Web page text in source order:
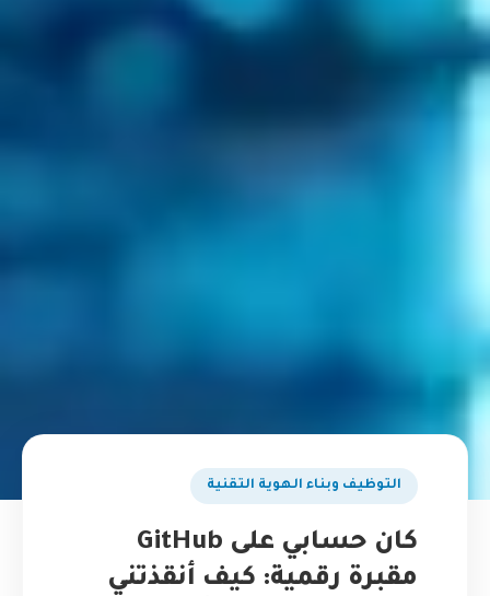
التوظيف وبناء الهوية التقنية
كان حسابي على GitHub
مقبرة رقمية: كيف أنقذتني